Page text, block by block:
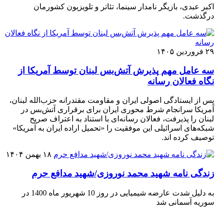
اکبر عبدی، بازیگر نامدار سینما، تئاتر و تلویزیون کشورمان
درگذشت.
۲۹ فروردین ۱۴۰۵
سه عامل مهم پذیرش آتش‌بس لبنان توسط آمریکا از
نگاه فعالان رسانه
پس از ایستادگی اصولی ایران و مقاومت مقتدرانه حزب‌الله لبنان،
آمریکا سرانجام شرط محوری ایران برای برقراری آتش‌بس در
لبنان را پذیرفت، فعالان رسانه‌ای با استناد به اعتراف صریح
شبکه‌های اسرائیلی این موفقیت را «تحمیل اراده ایران به آمریکا»
توصیف کرده اند.
۱۸ بهمن ۱۴۰۴
زندگی نامه شهید محمد نوروزی/شهید مدافع حرم
به دلیل شدت عارضه شیمیایی در روز 10 شهریور ماه 1400 در
سوریه آسمانی شد